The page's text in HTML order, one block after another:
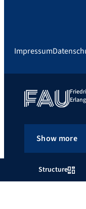
Structure
Impressum
Show more